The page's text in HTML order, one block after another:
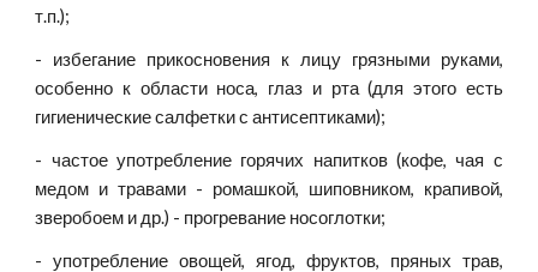
т.п.);
- избегание прикосновения к лицу грязными руками,
особенно к области носа, глаз и рта (для этого есть
гигиенические салфетки с антисептиками);
- частое употребление горячих напитков (кофе, чая с
медом и травами - ромашкой, шиповником, крапивой,
зверобоем и др.) - прогревание носоглотки;
- употребление овощей, ягод, фруктов, пряных трав,